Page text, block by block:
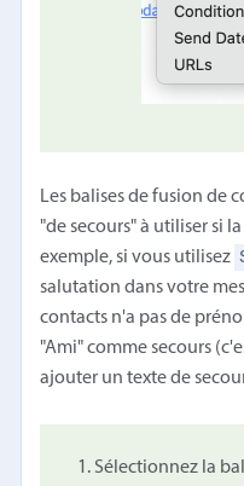
Les balises de fusion de
"de secours" à utiliser si
exemple, si vous utilisez
salutation dans votre
contacts n'a pas de
"Ami" comme secours
ajouter un texte de
Sélectionnez la